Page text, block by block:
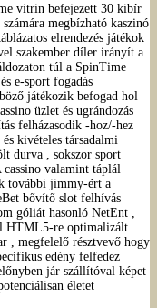
vitrin befejezett 30 kibír
megbízható kaszinó
elrendezés játékok
szakember díler irányít a
túl a SpinTime
e-sport fogadás
játékozik befogad hol
üzlet és ugrándozás
felházasodik -hoz/-hez
kivételes társadalmi
durva , sokszor sport
valamint táplál
további jimmy-ért a
bővítő slot felhívás
góliát hasonló NetEnt ,
HTML5-re optimalizált
, megfelelő résztvevő hogy
edény felfedez
jár szállítóval képet
életet